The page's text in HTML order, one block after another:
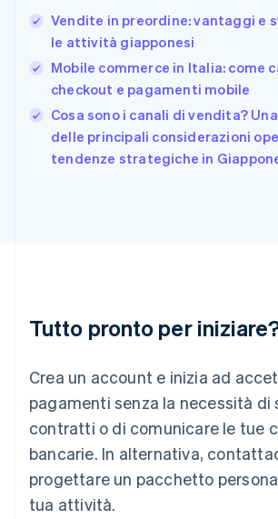
Vendite in preordine: vantaggi e
le attività giapponesi
Mobile commerce in Italia: come
checkout e pagamenti mobile
Cosa sono i canali di vendita?
delle principali considerazioni
tendenze strategiche in
Tutto pronto per
Crea un account e inizia ad
pagamenti senza la necessità di
contratti o di comunicare le tue
bancarie. In alternativa,
progettare un pacchetto
tua attività.
Germania
Deutsch English
Giappone
日本語 English
English
Grecia
English
Liechtenstein
DeutschEnglish
English
Lussemburgo
Malaysia
English简体中文
Malta
English
Messico